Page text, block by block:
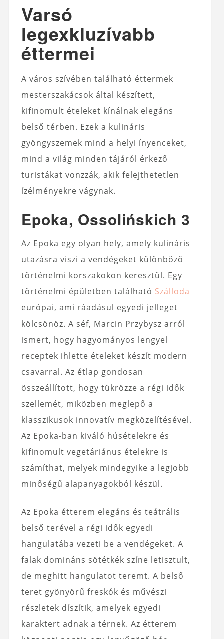
Varsó
legexkluzívabb
éttermei
A város szívében található éttermek
mesterszakácsok által készített,
kifinomult ételeket kínálnak elegáns
belső térben. Ezek a kulináris
gyöngyszemek mind a helyi ínyenceket,
mind a világ minden tájáról érkező
turistákat vonzzák, akik felejthetetlen
ízélményekre vágynak.
Epoka, Ossolińskich 3
Az Epoka egy olyan hely, amely kulináris
utazásra viszi a vendégeket különböző
történelmi korszakokon keresztül. Egy
történelmi épületben található Szálloda
európai, ami ráadásul egyedi jelleget
kölcsönöz. A séf, Marcin Przybysz arról
ismert, hogy hagyományos lengyel
receptek ihlette ételeket készít modern
csavarral. Az étlap gondosan
összeállított, hogy tükrözze a régi idők
szellemét, miközben meglepő a
klasszikusok innovatív megközelítésével.
Az Epoka-ban kiváló húsételekre és
kifinomult vegetáriánus ételekre is
számíthat, melyek mindegyike a legjobb
minőségű alapanyagokból készül.
Az Epoka étterem elegáns és teátrális
belső terével a régi idők egyedi
hangulatába vezeti be a vendégeket. A
falak domináns sötétkék színe letisztult,
de meghitt hangulatot teremt. A belső
teret gyönyörű freskók és művészi
részletek díszítik, amelyek egyedi
karaktert adnak a térnek. Az étterem